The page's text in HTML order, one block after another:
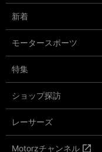
新着
モータースポーツ
特集
ショップ探訪
レーサーズ
Motorzチャンネル